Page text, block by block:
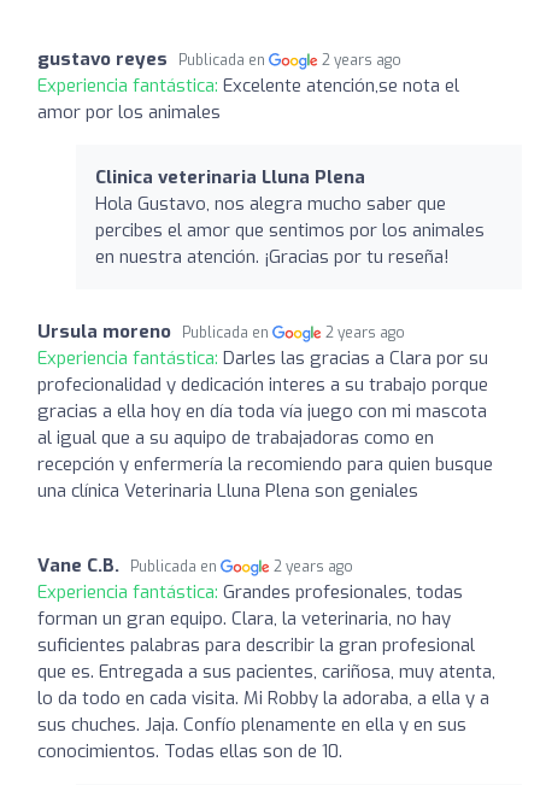
gustavo reyes Publicada en 2 years ago
Experiencia fantástica: Excelente atención,se nota el
amor por los animales
Clinica veterinaria Lluna Plena
Hola Gustavo, nos alegra mucho saber que
percibes el amor que sentimos por los animales
en nuestra atención. ¡Gracias por tu reseña!
Ursula moreno Publicada en 2 years ago
Experiencia fantástica: Darles las gracias a Clara por su
profecionalidad y dedicación interes a su trabajo porque
gracias a ella hoy en día toda vía juego con mi mascota
al igual que a su aquipo de trabajadoras como en
recepción y enfermería la recomiendo para quien busque
una clínica Veterinaria Lluna Plena son geniales
Vane C.B. Publicada en 2 years ago
Experiencia fantástica: Grandes profesionales, todas
forman un gran equipo. Clara, la veterinaria, no hay
suficientes palabras para describir la gran profesional
que es. Entregada a sus pacientes, cariñosa, muy atenta,
lo da todo en cada visita. Mi Robby la adoraba, a ella y a
sus chuches. Jaja. Confío plenamente en ella y en sus
conocimientos. Todas ellas son de 10.